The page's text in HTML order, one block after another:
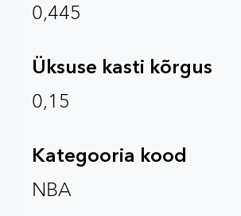
0,445
Üksuse kasti kõrgus
0,15
Kategooria kood
NBA